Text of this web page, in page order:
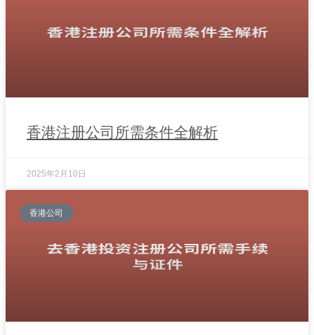
香港注册公司所需条件全解析
2025年2月10日
香港公司